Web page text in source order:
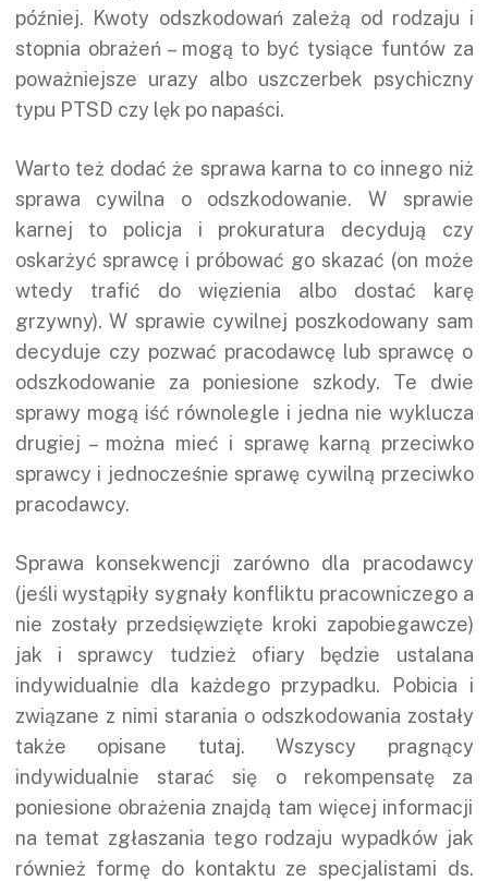
później. Kwoty odszkodowań zależą od rodzaju i
stopnia obrażeń – mogą to być tysiące funtów za
poważniejsze urazy albo uszczerbek psychiczny
typu PTSD czy lęk po napaści.
Warto też dodać że sprawa karna to co innego niż
sprawa cywilna o odszkodowanie. W sprawie
karnej to policja i prokuratura decydują czy
oskarżyć sprawcę i próbować go skazać (on może
wtedy trafić do więzienia albo dostać karę
grzywny). W sprawie cywilnej poszkodowany sam
decyduje czy pozwać pracodawcę lub sprawcę o
odszkodowanie za poniesione szkody. Te dwie
sprawy mogą iść równolegle i jedna nie wyklucza
drugiej – można mieć i sprawę karną przeciwko
sprawcy i jednocześnie sprawę cywilną przeciwko
pracodawcy.
Sprawa konsekwencji zarówno dla pracodawcy
(jeśli wystąpiły sygnały konfliktu pracowniczego a
nie zostały przedsięwzięte kroki zapobiegawcze)
jak i sprawcy tudzież ofiary będzie ustalana
indywidualnie dla każdego przypadku. Pobicia i
związane z nimi starania o odszkodowania zostały
także opisane tutaj. Wszyscy pragnący
indywidualnie starać się o rekompensatę za
poniesione obrażenia znajdą tam więcej informacji
na temat zgłaszania tego rodzaju wypadków jak
również formę do kontaktu ze specjalistami ds.